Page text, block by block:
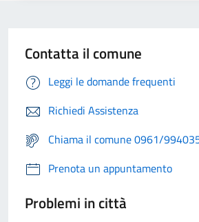
Contatta il comune
Leggi le domande frequenti
Richiedi Assistenza
Chiama il comune 0961/
Prenota un appuntamento
Problemi in città